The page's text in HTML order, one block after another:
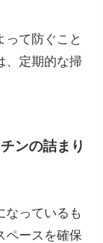
って防ぐこと
、定期的な掃
ンの詰まり
なっているも
ペースを確保